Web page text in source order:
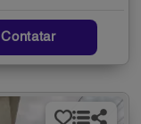
Contatar